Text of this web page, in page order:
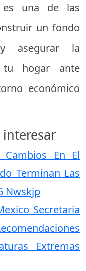
es una de las
un fondo
asegurar la
tu hogar ante
económico
Cambios En El
Terminan Las
Nwskjp
Secretaria
Extremas